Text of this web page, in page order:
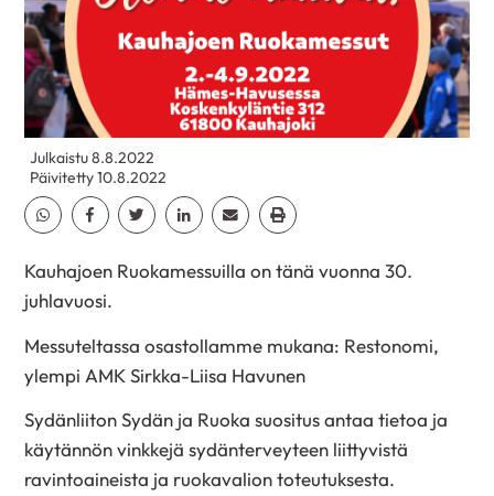
Julkaistu 8.8.2022
Päivitetty 10.8.2022
Jaa Whatsapp
Jaa Facebook
Jaa TwitterJaa Linkedin
Jaa EmailJaa Print
Kauhajoen Ruokamessuilla on tänä vuonna 30.
juhlavuosi.
Messuteltassa osastollamme mukana: Restonomi,
ylempi AMK Sirkka-Liisa Havunen
Sydänliiton Sydän ja Ruoka suositus antaa tietoa ja
käytännön vinkkejä sydänterveyteen liittyvistä
ravintoaineista ja ruokavalion toteutuksesta.